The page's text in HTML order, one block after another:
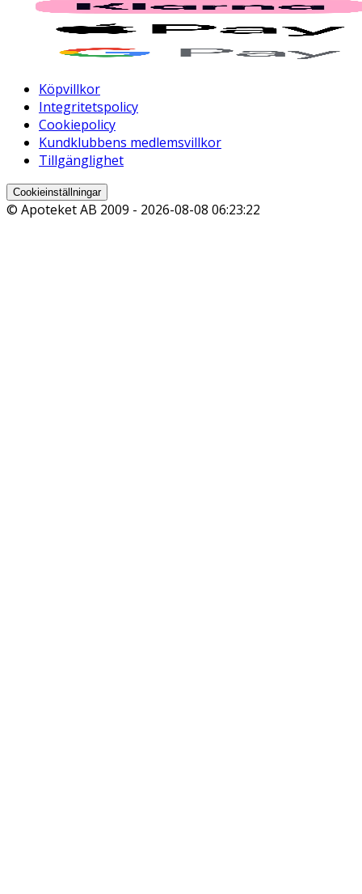
Köpvillkor
Integritetspolicy
Cookiepolicy
Kundklubbens medlemsvillkor
Tillgänglighet
Cookieinställningar
© Apoteket AB 2009 - 2026-08-08 06:23:22